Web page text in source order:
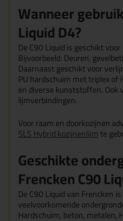
Wanneer
Liquid D4?
De C90 Liquid is geschikt
Bijvoorbeeld: Deuren,
Daarnaast geschikt voor
PU hardschuim met triplex of
en diverse kunststoffen. Ook
lijmverbindingen.
Voor raam en doorkozijnen
SLS Hybrid kozijnenlijmte
Geschikte
Frencken C90
De C90 Liquid van Frencken
veelvoorkomende
Hardschuim, beton, metalen,